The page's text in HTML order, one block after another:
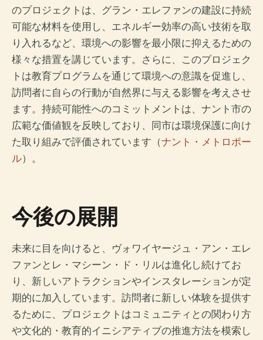
のプロジェクトは、グラン・エレファンの建設に持続
可能な材料を使用し、エネルギー効率の高い技術を取
り入れるなど、環境への影響を最小限に抑えるための
様々な措置を講じています。さらに、このプロジェク
トは教育プログラムを通じて環境への意識を促進し、
訪問者に自らの行動が自然界に与える影響を考えさせ
ます。持続可能性へのコミットメントは、ナント市の
広範な価値観を反映しており、同市は環境保護に向け
た取り組みで評価されています（ナント・メトロポー
ル）。
今後の展開
未来に目を向けると、ヴォワイヤージュ・アン・エレ
ファンとレ・マシーン・ド・リルは進化し続けてお
り、新しいアトラクションやインスタレーションが定
期的に加入しています。訪問者に新しい体験を提供す
るために、プロジェクトはコミュニティとの関わり方
や文化的・教育的イニシアティブの推進方法を模索し